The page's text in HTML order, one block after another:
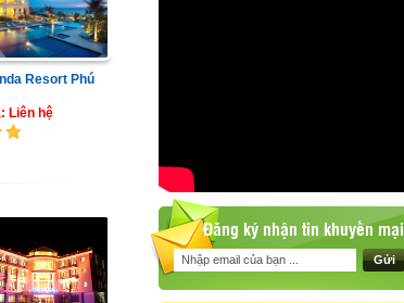
Resort Phú
Liên hệ
Đăng ký nhận tin khuyến mại
Gửi